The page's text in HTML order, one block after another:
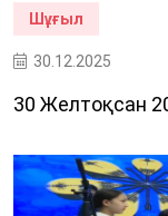
Шұғыл
30.12.2025
30 Желтоқсан